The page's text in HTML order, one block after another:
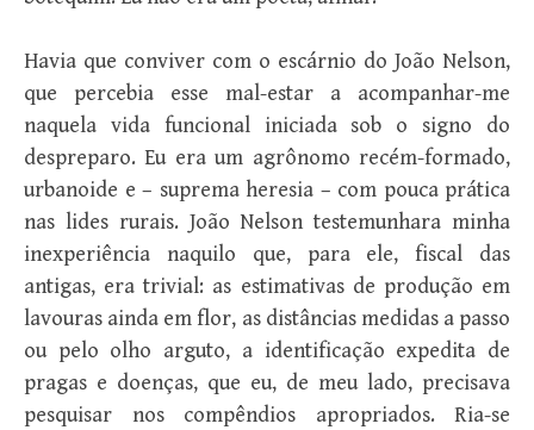
Havia que conviver com o escárnio do João Nelson,
que percebia esse mal-estar a acompanhar-me
naquela vida funcional iniciada sob o signo do
despreparo. Eu era um agrônomo recém-formado,
urbanoide e – suprema heresia – com pouca prática
nas lides rurais. João Nelson testemunhara minha
inexperiência naquilo que, para ele, fiscal das
antigas, era trivial: as estimativas de produção em
lavouras ainda em flor, as distâncias medidas a passo
ou pelo olho arguto, a identificação expedita de
pragas e doenças, que eu, de meu lado, precisava
pesquisar nos compêndios apropriados. Ria-se